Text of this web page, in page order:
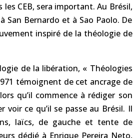
CEB, sera important. Au Brésil,
San Bernardo et à Sao Paolo. De
inspiré de la théologie de
de la libération, « Théologies
témoignent de cet ancrage de
qu’il commence à rédiger son
ce qu’il se passe au Brésil. Il
laïcs, de gauche et tente de
dédié à Enrique Pereira Neto,